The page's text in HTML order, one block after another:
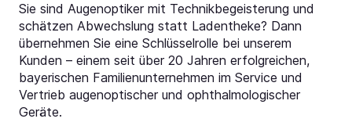
Sie sind Augenoptiker mit Technikbegeisterung und
schätzen Abwechslung statt Ladentheke? Dann
übernehmen Sie eine Schlüsselrolle bei unserem
Kunden – einem seit über 20 Jahren erfolgreichen,
bayerischen Familienunternehmen im Service und
Vertrieb augenoptischer und ophthalmologischer
Geräte.